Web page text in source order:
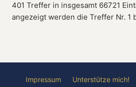
401 Treffer in insgesamt 66721
angezeigt werden die Treffer Nr. 1
Impressum Unterstütze mich!